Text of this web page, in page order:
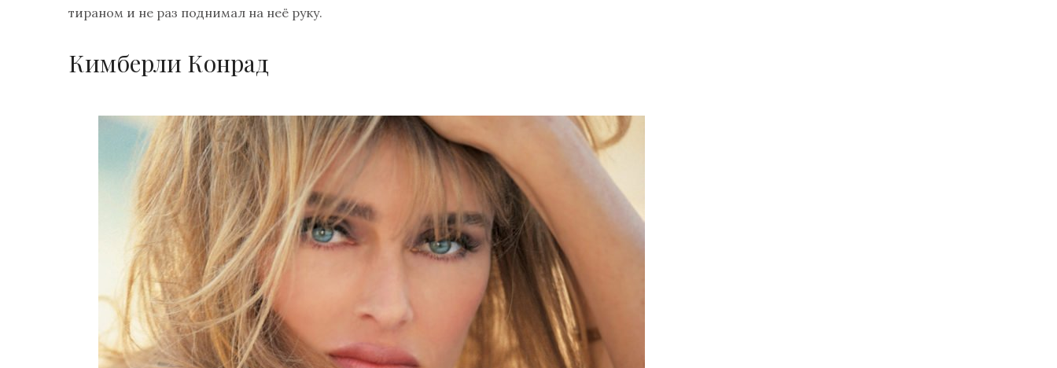
тираном и не раз поднимал на неё руку.
Кимберли Конрад